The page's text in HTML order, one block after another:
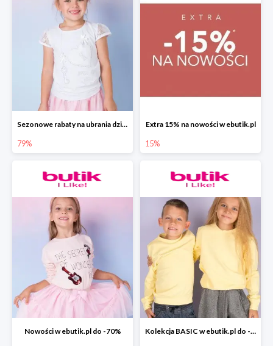
Sezonowe rabaty na ubrania dziewczęce w ebutik.pl do -79%
79%
Extra 15% na nowości w ebutik.pl
15%
Nowości w ebutik.pl do -70% Kolekcja BASIC w ebutik.pl do -70%